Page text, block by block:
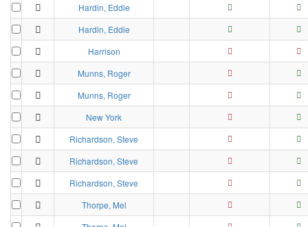
Hardin, Eddie
Hardin, Eddie
Harrison
Munns, Roger
Munns, Roger
New York
Richardson, Steve
Richardson, Steve
Richardson, Steve
Thorpe, Mel